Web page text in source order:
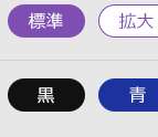
標
準
拡
大
背
背